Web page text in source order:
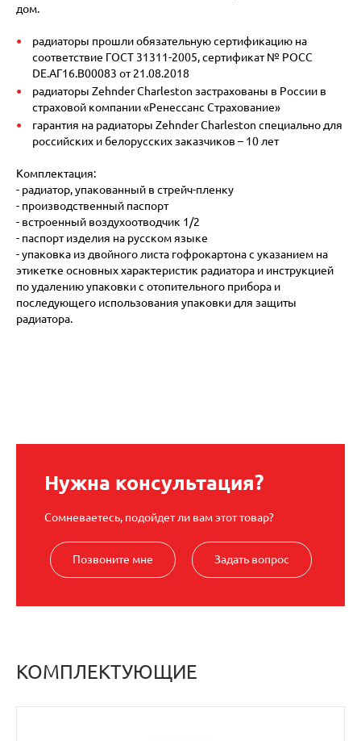
дом.
радиаторы прошли обязательную сертификацию на
соответствие ГОСТ 31311-2005, сертификат № POCC
DE.АГ16.В00083 от 21.08.2018
радиаторы Zehnder Charleston застрахованы в России в
страховой компании «Ренессанс Страхование»
гарантия на радиаторы Zehnder Charleston специально для
российских и белорусских заказчиков – 10 лет
Комплектация:
- радиатор, упакованный в стрейч-пленку
- производственный паспорт
- встроенный воздухоотводчик 1/2
- паспорт изделия на русском языке
- упаковка из двойного листа гофрокартона с указанием на
этикетке основных характеристик радиатора и инструкцией
по удалению упаковки с отопительного прибора и
последующего использования упаковки для защиты
радиатора.
Нужна консультация?
Сомневаетесь, подойдет ли вам этот товар?
Позвоните мне Задать вопрос
КОМПЛЕКТУЮЩИЕ